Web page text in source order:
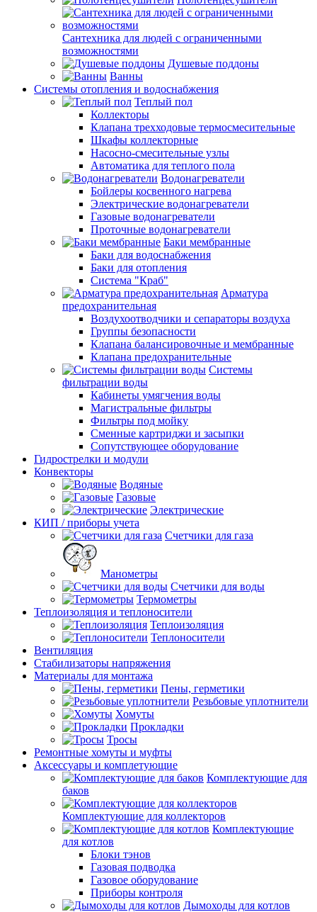
Сантехника для людей с ограниченными
возможностями
Душевые поддоны
Ванны
Системы отопления и водоснабжения
Теплый пол
Коллекторы
Клапана трехходовые термосмесительные
Шкафы коллекторные
Насосно-смесительные узлы
Автоматика для теплого пола
Водонагреватели
Бойлеры косвенного нагрева
Электрические водонагреватели
Газовые водонагреватели
Проточные водонагреватели
Баки мембранные
Баки для водоснабжения
Баки для отопления
Система "Краб"
Арматура
предохранительная
Воздухоотводчики и сепараторы воздуха
Группы безопасности
Клапана балансировочные и мембранные
Клапана предохранительные
Системы
фильтрации воды
Кабинеты умягчения воды
Магистральные фильтры
Фильтры под мойку
Сменные картриджи и засыпки
Сопутствующее оборудование
Гидрострелки и модули
Конвекторы
Водяные
Газовые
Электрические
КИП / приборы учета
Счетчики для газа
Манометры
Счетчики для воды
Термометры
Теплоизоляция и теплоносители
Теплоизоляция
Теплоносители
Вентиляция
Стабилизаторы напряжения
Материалы для монтажа
Пены, герметики
Резьбовые уплотнители
Хомуты
Прокладки
Тросы
Ремонтные хомуты и муфты
Аксессуары и комплетующие
Комплектующие для
баков
Комплектующие для коллекторов
Комплектующие
для котлов
Блоки тэнов
Газовая подводка
Газовое оборудование
Приборы контроля
Дымоходы для котлов